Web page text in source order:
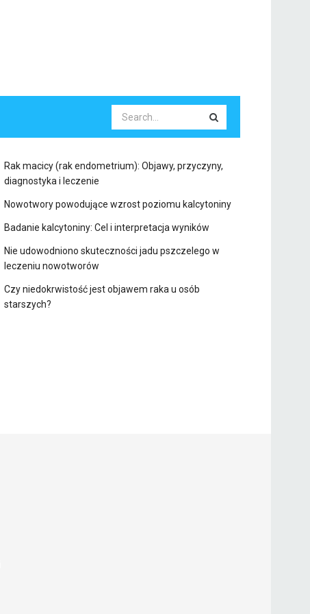
Rak macicy (rak endometrium): Objawy, przyczyny,
diagnostyka i leczenie
Nowotwory powodujące wzrost poziomu kalcytoniny
Badanie kalcytoniny: Cel i interpretacja wyników
Nie udowodniono skuteczności jadu pszczelego w
leczeniu nowotworów
Czy niedokrwistość jest objawem raka u osób
starszych?